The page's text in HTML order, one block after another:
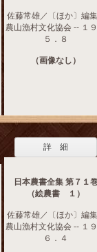
佐藤常雄／〔ほか〕編
農山漁村文化協会 -- １
５．８
（画像なし）
詳 細
日本農書全集 第７１
（絵農書 １）
佐藤常雄／〔ほか〕編
農山漁村文化協会 -- １
６．４